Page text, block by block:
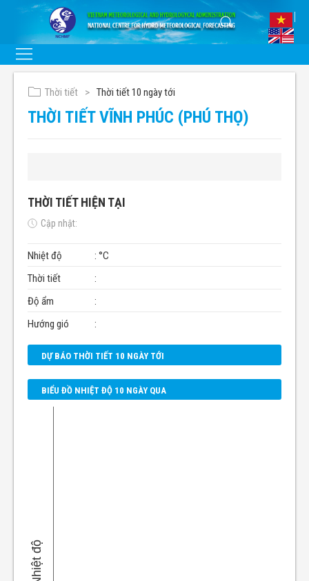
Thời tiết Thời tiết 10 ngày tới
THỜI TIẾT VĨNH PHÚC (PHÚ THỌ)
THỜI TIẾT HIỆN TẠI
Cập nhật:
Nhiệt độ
: °C
Thời tiết
:
Độ ẩm
:
Hướng gió
:
DỰ BÁO THỜI TIẾT 10 NGÀY TỚI
BIỂU ĐỒ NHIỆT ĐỘ 10 NGÀY QUA